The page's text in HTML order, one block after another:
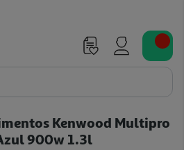
Kenwood Multipro
900w 1.3l